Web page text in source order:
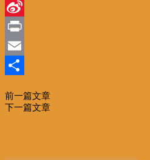
Line
Sina
Weibo
Print
Email
享
前一篇文章
下一篇文章